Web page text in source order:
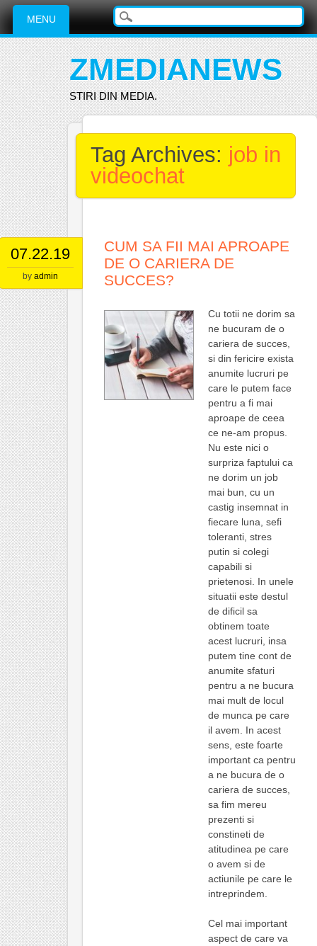
Main menu
Skip
content
MENU
ZMEDIANEWS
STIRI DIN MEDIA.
Tag Archives: job in
videochat
07.22.19
by admin
CUM SA FII MAI APROAPE
DE O CARIERA DE
SUCCES?
Cu totii ne dorim sa
ne bucuram de o
cariera de succes,
si din fericire exista
anumite lucruri pe
care le putem face
pentru a fi mai
aproape de ceea
ce ne-am propus.
Nu este nici o
surpriza faptului ca
ne dorim un job
mai bun, cu un
castig insemnat in
fiecare luna, sefi
toleranti, stres
putin si colegi
capabili si
prietenosi. In unele
situatii este destul
de dificil sa
obtinem toate
acest lucruri, insa
putem tine cont de
anumite sfaturi
pentru a ne bucura
mai mult de locul
de munca pe care
il avem. In acest
sens, este foarte
important ca pentru
a ne bucura de o
cariera de succes,
sa fim mereu
prezenti si
constineti de
atitudinea pe care
o avem si de
actiunile pe care le
intreprindem.
Cel mai important
aspect de care va